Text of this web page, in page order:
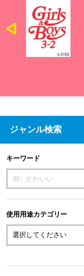
ジャンル検索
キーワード
使用用途カテゴリー